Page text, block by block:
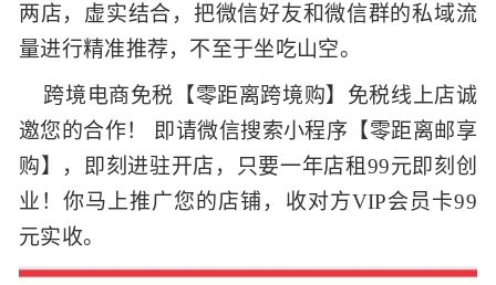
两店，虚实结合，把微信好友和微信群的私域流
量进行精准推荐，不至于坐吃山空。
跨境电商免税【零距离跨境购】免税线上店诚
邀您的合作！ 即请微信搜索小程序【零距离邮享
购】，即刻进驻开店，只要一年店租99元即刻创
业！你马上推广您的店铺，收对方VIP会员卡99
元实收。